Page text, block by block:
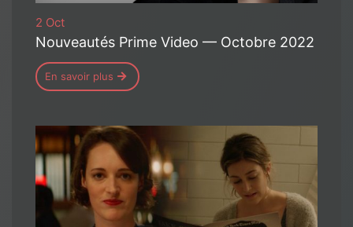
2 Oct
Nouveautés Prime Video — Octobre 2022
En savoir plus